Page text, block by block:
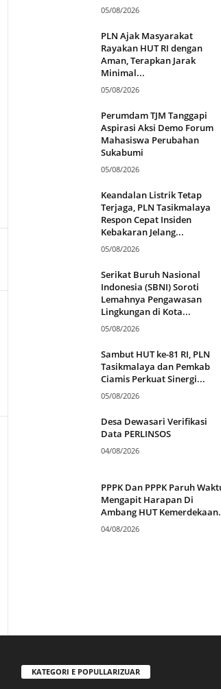
05/08/2026
PLN Ajak Masyarakat
Rayakan HUT RI dengan
Aman, Terapkan Jarak
Minimal...
05/08/2026
Perumdam TJM Tanggapi
Aspirasi Aksi Demo Forum
Mahasiswa Perubahan
Sukabumi
05/08/2026
Keandalan Listrik Tetap
Terjaga, PLN Tasikmalaya
Respon Cepat Insiden
Kebakaran Jelang...
05/08/2026
Serikat Buruh Nasional
Indonesia (SBNI) Soroti
Lemahnya Pengawasan
Lingkungan di Kota...
05/08/2026
Sambut HUT ke-81 RI, PLN
Tasikmalaya dan Pemkab
Ciamis Perkuat Sinergi...
05/08/2026
Desa Dewasari Verifikasi
Data PERLINSOS
04/08/2026
PPPK Dan PPPK Paruh
Mengapit Harapan Di
Ambang HUT
04/08/2026
KATEGORI E POPULLARIZUAR